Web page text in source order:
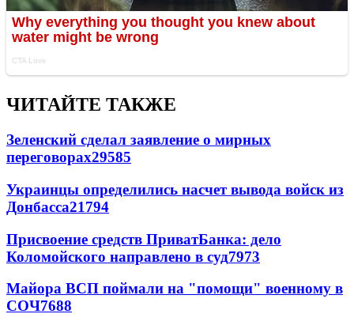
ЧИТАЙТЕ ТАКЖЕ
Зеленский сделал заявление о мирных
переговорах29585
Украинцы определились насчет вывода войск из
Донбасса21794
Присвоение средств ПриватБанка: дело
Коломойского направлено в суд7973
Майора ВСП поймали на "помощи" военному в
СОЧ7688